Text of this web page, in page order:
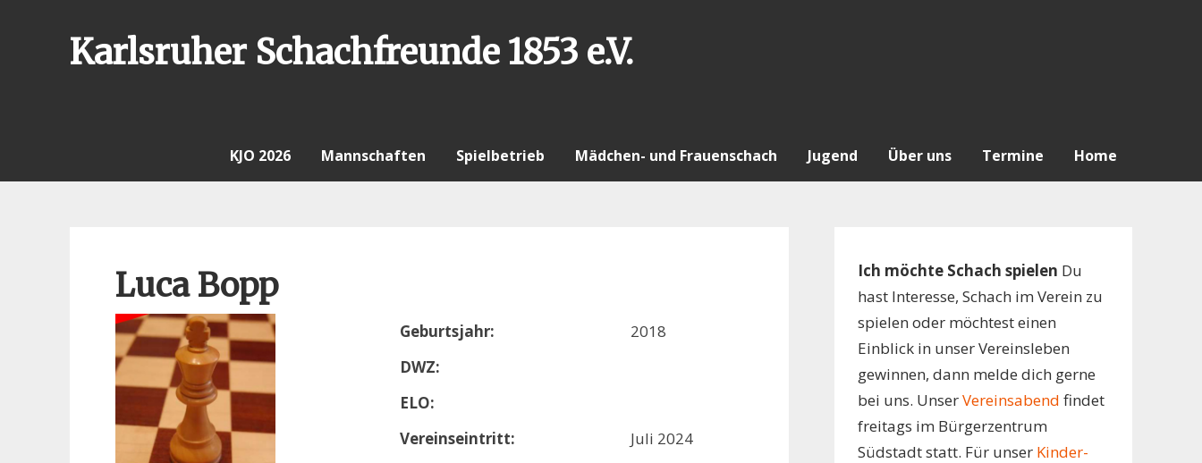
Karlsruher Schachfreunde 1853 e.V.
KJO 2026 Mannschaften Spielbetrieb Mädchen- und Frauenschach Jugend Über uns Termine Home
Luca Bopp
Geburtsjahr:
2018
DWZ:
ELO:
Vereinseintritt:
Juli 2024
Ich möchte Schach spielen Du
hast Interesse, Schach im Verein zu
spielen oder möchtest einen
Einblick in unser Vereinsleben
gewinnen, dann melde dich gerne
bei uns. UnserVereinsabend findet
freitags im Bürgerzentrum
Südstadt statt. Für unser Kinder-